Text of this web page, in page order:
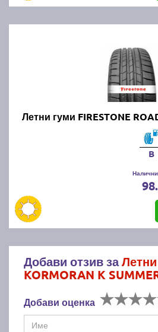
Летни гуми FIRESTONE
B
Добави отзив за
KORMORAN K
Добави оценка